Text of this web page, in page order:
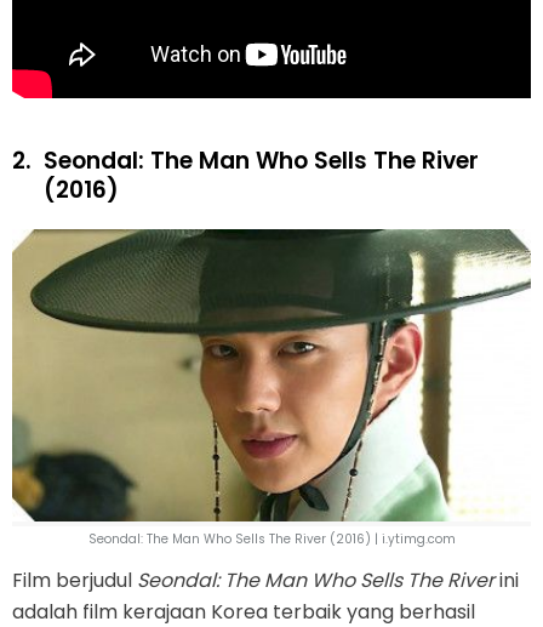
2. Seondal: The Man Who Sells The River
(2016)
Seondal: The Man Who Sells The River (2016) | i.ytimg.com
Film berjudul Seondal: The Man Who Sells The Riverini
adalah film kerajaan Korea terbaik yang berhasil